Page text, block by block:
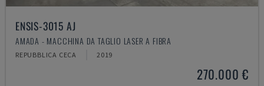
ENSIS-3015 AJ
AMADA - MACCHINA DA TAGLIO LASER A FIBRA
REPUBBLICA CECA 2019
270.000 €